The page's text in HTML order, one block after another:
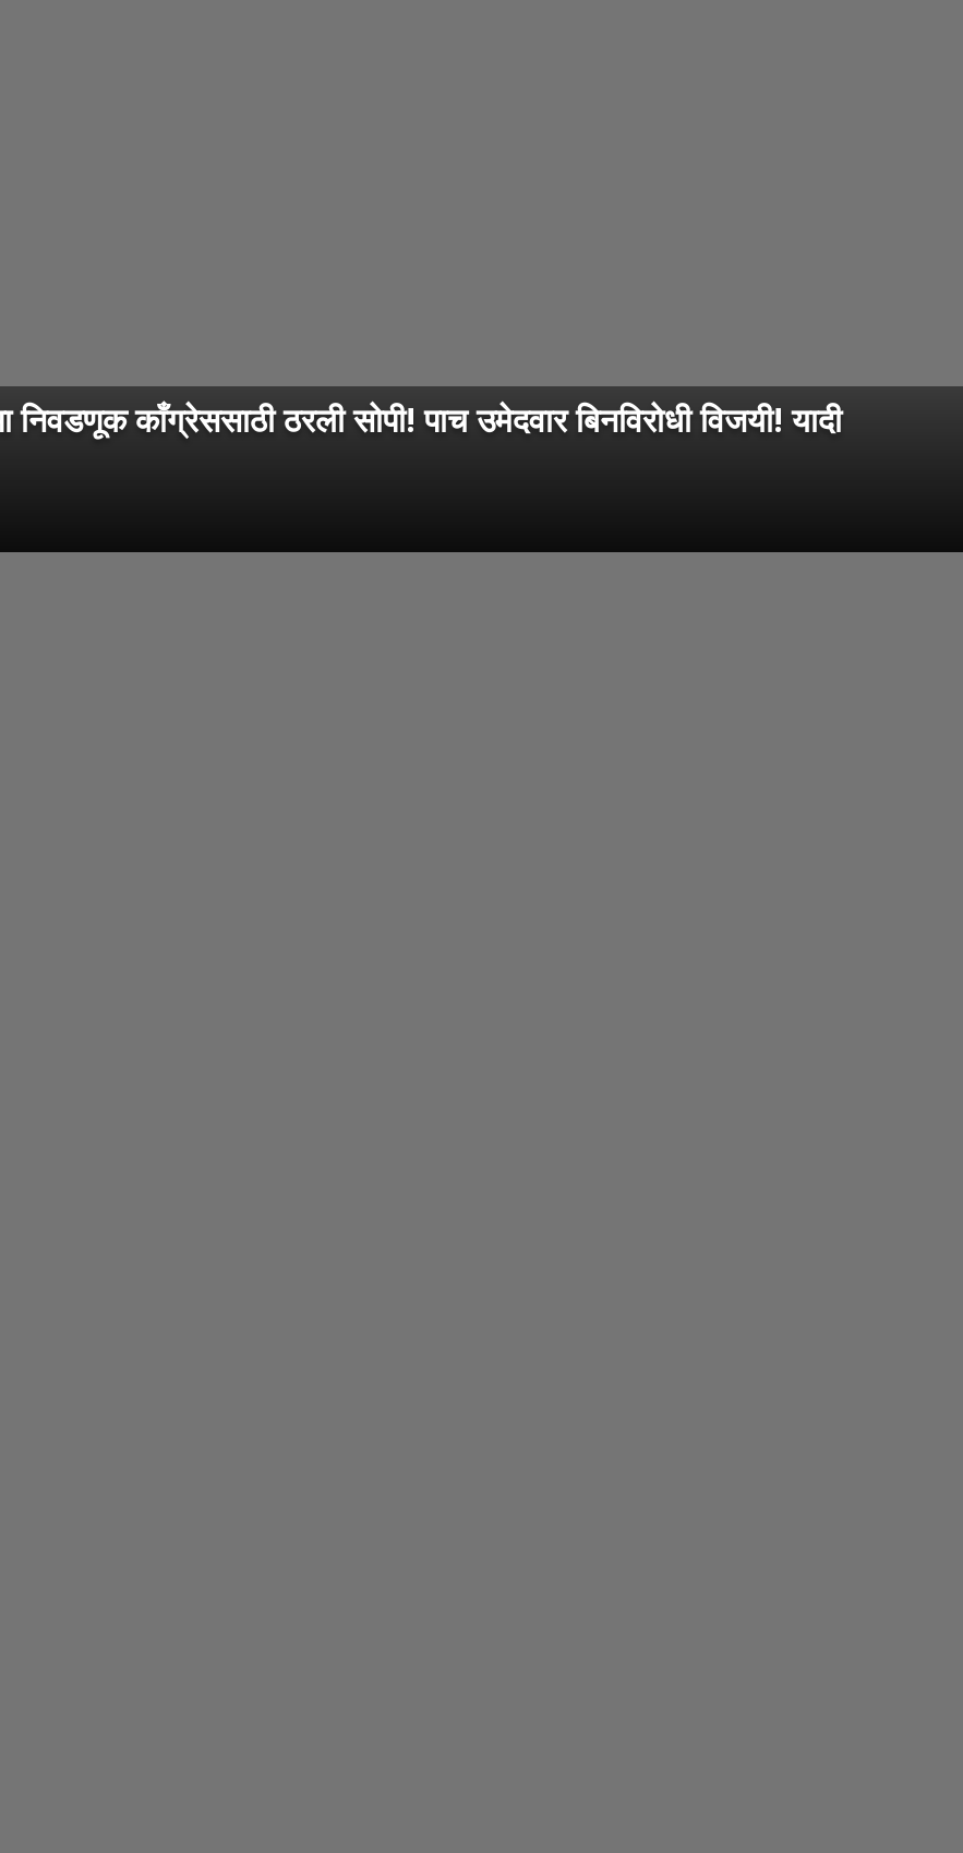
काँग्रेससाठी ठरली सोपी! पाच उमेदवार बिनविरोधी विजयी! यादी